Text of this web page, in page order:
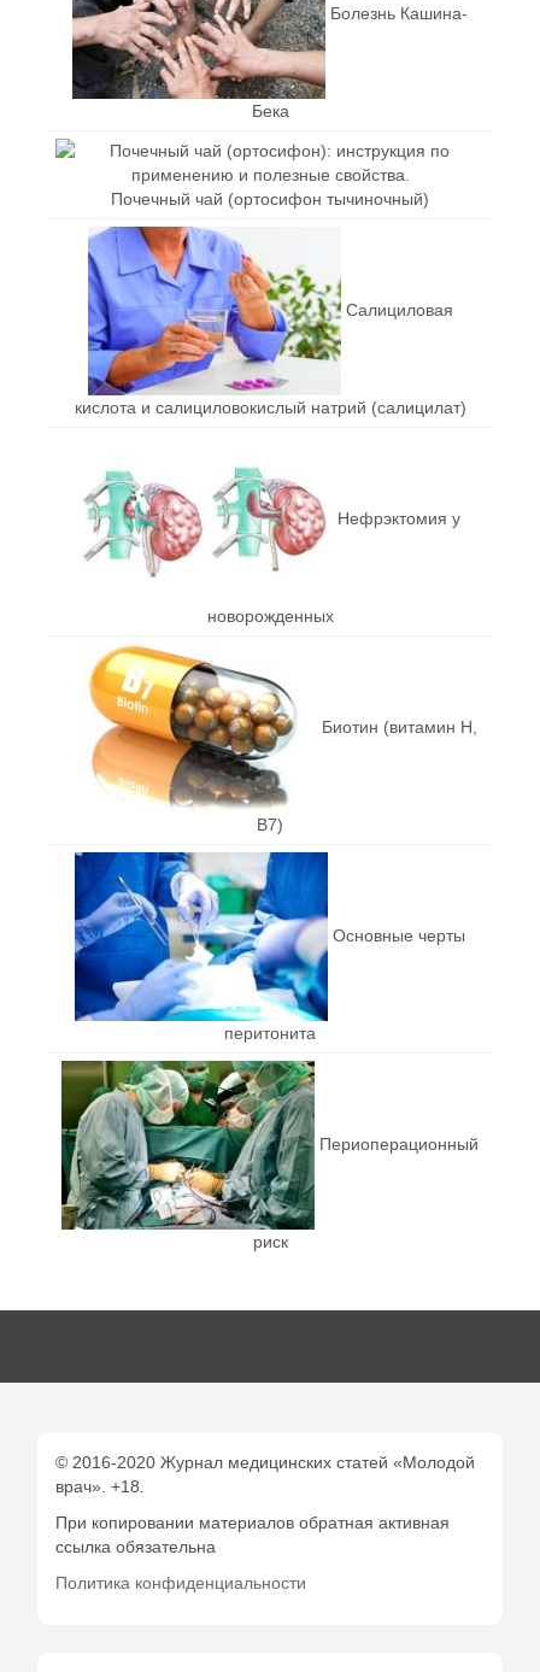
Болезнь Кашина-
Бека
Почечный чай (ортосифон тычиночный)
Салициловая
кислота и салициловокислый натрий (салицилат)
Нефрэктомия у
новорожденных
Биотин (витамин Н,
В7)
Основные черты
перитонита
Периоперационный
риск
© 2016-2020 Журнал медицинских статей «Молодой
врач». +18.
При копировании материалов обратная активная
ссылка обязательна
Политика конфиденциальности